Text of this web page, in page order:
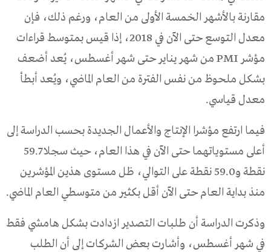
مقارنة بالأشهر الخمسة الأولى من العام، ورغم ذلك، فإن
معدل التوسع حتى الآن في 2018، إذا قيس بمتوسط قراءات
مؤشر PMI من شهر يناير حتى شهر أغسطس، يُعد أضعف
بشكل ملحوظ من نفس الفترة من العام الماضي، ويُعد أبطأ
معدل قياسي.
فيما ارتفع مؤشرا الإنتاج والأعمال الجديدة بحسب الدراسة إلى
أعلى مستوياتهما حتى الآن في هذا العام، حيث سجلا 59.7
نقطة و59.0 نقطة على التوالي، ظل مستوى هذين المؤشرين
منذ بداية العام حتى الآن أقل بكثير من متوسطي العام الماضي.
وذكرت الدراسة أن طلبات التصدير ازدادت بشكل هامشي فقط
في شهر أغسطس، وأشارت بعض الشركات إلى أن الطلب